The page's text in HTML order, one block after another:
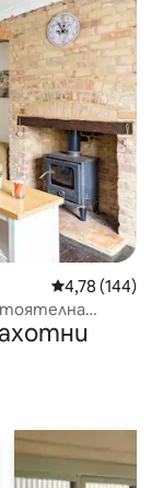
Средна
4,78 (144)